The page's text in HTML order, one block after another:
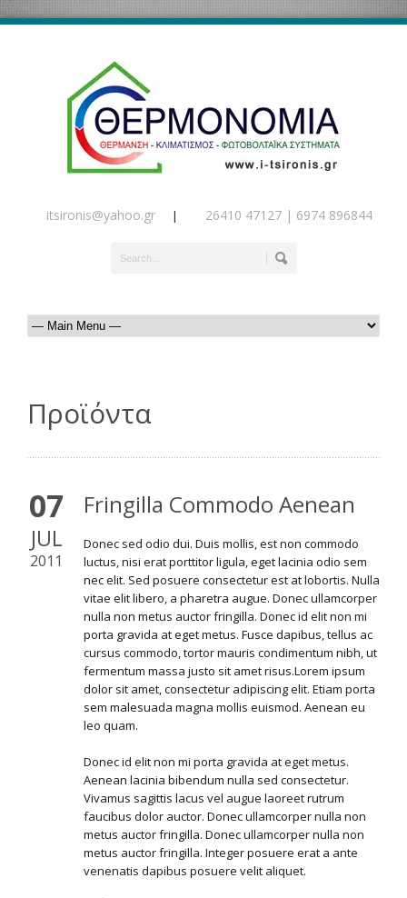
itsironis@yahoo.gr | 26410 47127 | 6974 896844
Προϊόντα
07
JUL
2011
Fringilla Commodo Aenean
Donec sed odio dui. Duis mollis, est non commodo
luctus, nisi erat porttitor ligula, eget lacinia odio sem
nec elit. Sed posuere consectetur est at lobortis. Nulla
vitae elit libero, a pharetra augue. Donec ullamcorper
nulla non metus auctor fringilla. Donec id elit non mi
porta gravida at eget metus. Fusce dapibus, tellus ac
cursus commodo, tortor mauris condimentum nibh, ut
fermentum massa justo sit amet risus.Lorem ipsum
dolor sit amet, consectetur adipiscing elit. Etiam porta
sem malesuada magna mollis euismod. Aenean eu
leo quam.
Donec id elit non mi porta gravida at eget metus.
Aenean lacinia bibendum nulla sed consectetur.
Vivamus sagittis lacus vel augue laoreet rutrum
faucibus dolor auctor. Donec ullamcorper nulla non
metus auctor fringilla. Donec ullamcorper nulla non
metus auctor fringilla. Integer posuere erat a ante
venenatis dapibus posuere velit aliquet.